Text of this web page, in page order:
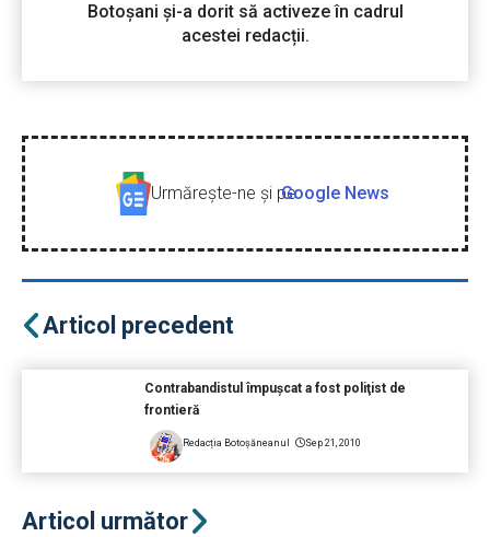
Botoșani și-a dorit să activeze în cadrul
acestei redacții.
Urmăreşte-ne şi peGoogle News
Articol precedent
Contrabandistul împuşcat a fost poliţist de
frontieră
Redacția Botoșăneanul Sep 21, 2010
Articol următor